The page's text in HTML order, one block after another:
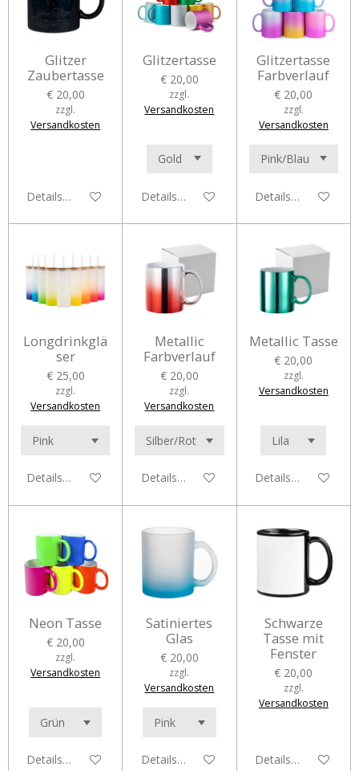
Glitzer
Zaubertasse
€ 20,00
zzgl.
Versandkosten
Details anzeigen
Glitzertasse
€ 20,00
zzgl.
Versandkosten
Details anzeigen
Glitzertasse
Farbverlauf
€ 20,00
zzgl.
Versandkosten
Details anzeigen
Longdrinkglä
ser
€ 25,00
zzgl.
Versandkosten
Details anzeigen
Metallic
Farbverlauf
€ 20,00
zzgl.
Versandkosten
Details anzeigen
Metallic Tasse
€ 20,00
zzgl.
Versandkosten
Details anzeigen
Neon Tasse
€ 20,00
zzgl.
Versandkosten
Details anzeigen
Satiniertes
Glas
€ 20,00
zzgl.
Versandkosten
Details anzeigen
Schwarze
Tasse mit
Fenster
€ 20,00
zzgl.
Versandkosten
Details anzeigen